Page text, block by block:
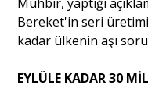
Muhbir, yaptığı
Bereket'in seri
kadar ülkenin aşı
EYLÜLE KADAR 30